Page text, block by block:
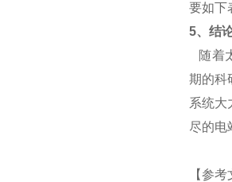
要如下
5、结
随着
期的科
系统大
尽的电
【参